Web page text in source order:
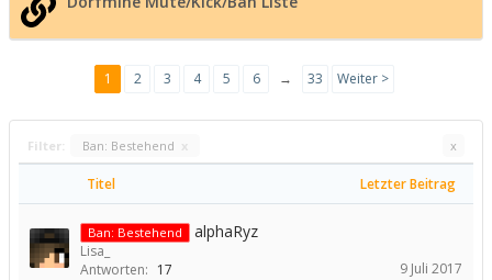
1 2 3 4 5 6 → 33 Weiter >
Filter: Ban: Bestehend x x
Titel Letzter Beitrag
Ban: Bestehend alphaRyz
Lisa_
Antworten: 17 9 Juli 2017